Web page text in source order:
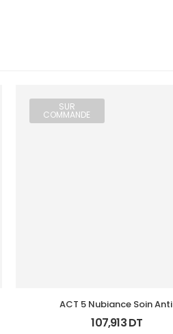
SUR
COMMANDE
ACT 5 Nubiance Soin Anti
Imperfections 30Ml
107,913DT